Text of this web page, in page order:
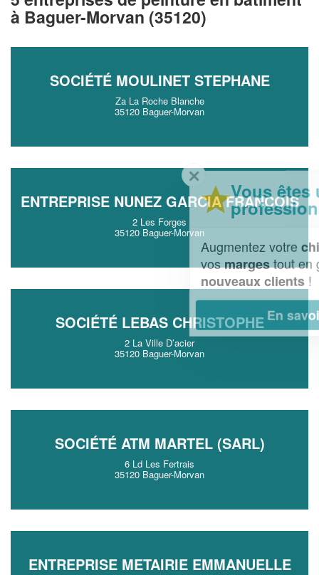
à Baguer-Morvan (35120)
SOCIÉTÉ MOULINET STEPHANE
Za La Roche Blanche
35120 Baguer-Morvan
ENTREPRISE NUNEZ GARCIA FRANCOIS
2 Les Forges
35120 Baguer-Morvan
SOCIÉTÉ LEBAS CHRISTOPHE
2 La Ville D’acier
35120 Baguer-Morvan
SOCIÉTÉ ATM MARTEL (SARL)
6 Ld Les Fertrais
35120 Baguer-Morvan
ENTREPRISE METAIRIE EMMANUELLE
✕
Vous êtes un
professionnel ?
chiffre d'affaireset
vosmargestout en gagnant de
En savoir plus